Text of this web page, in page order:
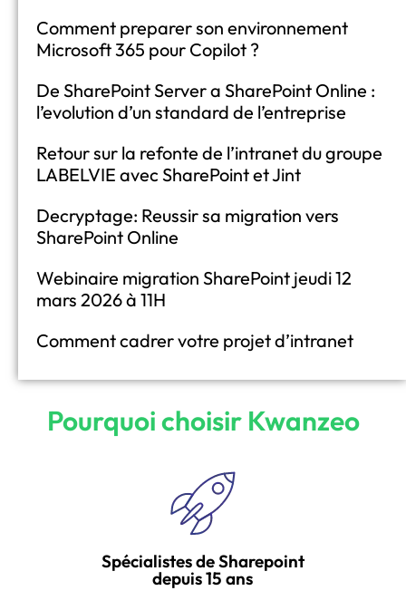
Comment preparer son environnement
Microsoft 365 pour Copilot ?
De SharePoint Server a SharePoint Online :
l’evolution d’un standard de l’entreprise
Retour sur la refonte de l’intranet du groupe
LABELVIE avec SharePoint et Jint
Decryptage: Reussir sa migration vers
SharePoint Online
Webinaire migration SharePoint jeudi 12
mars 2026 à 11H
Comment cadrer votre projet d’intranet
Pourquoi choisir Kwanzeo
Spécialistes de Sharepoint
depuis 15 ans